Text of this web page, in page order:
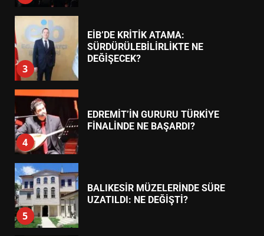
3
EİB’DE KRİTİK ATAMA:
SÜRDÜRÜLEBİLİRLİKTE NE
DEĞİŞECEK?
4
EDREMİT’İN GURURU TÜRKİYE
FİNALİNDE NE BAŞARDI?
5
BALIKESİR MÜZELERİNDE SÜRE
UZATILDI: NE DEĞİŞTİ?